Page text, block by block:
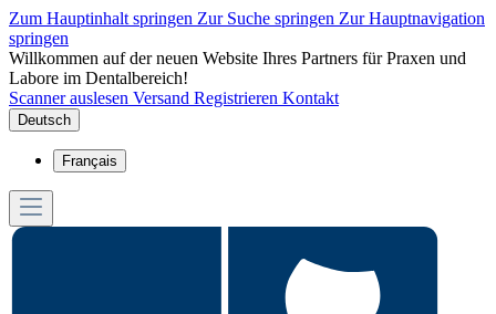
Zum Hauptinhalt springen Zur Suche springen Zur Hauptnavigation
springen
Willkommen auf der neuen Website Ihres Partners für Praxen und
Labore im Dentalbereich!
Scanner auslesen Versand Registrieren Kontakt
Deutsch
Français